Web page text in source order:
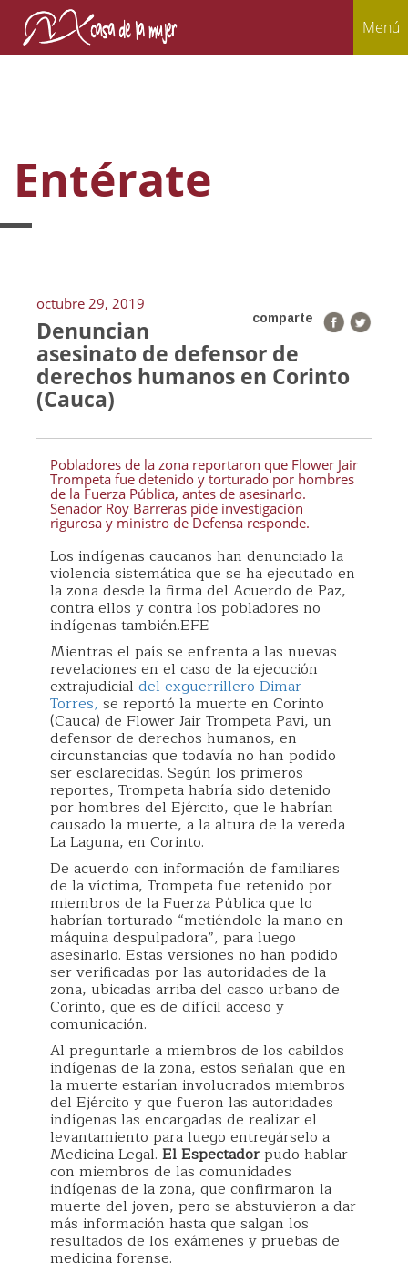
Menú
Entérate
octubre 29, 2019
comparte
Denuncian
asesinato de defensor de
derechos humanos en Corinto
(Cauca)
Pobladores de la zona reportaron que Flower Jair
Trompeta fue detenido y torturado por hombres
de la Fuerza Pública, antes de asesinarlo.
Senador Roy Barreras pide investigación
rigurosa y ministro de Defensa responde.
Los indígenas caucanos han denunciado la
violencia sistemática que se ha ejecutado en
la zona desde la firma del Acuerdo de Paz,
contra ellos y contra los pobladores no
indígenas también.EFE
Mientras el país se enfrenta a las nuevas
revelaciones en el caso de la ejecución
extrajudicial del exguerrillero Dimar
Torres, se reportó la muerte en Corinto
(Cauca) de Flower Jair Trompeta Pavi, un
defensor de derechos humanos, en
circunstancias que todavía no han podido
ser esclarecidas. Según los primeros
reportes, Trompeta habría sido detenido
por hombres del Ejército, que le habrían
causado la muerte, a la altura de la vereda
La Laguna, en Corinto.
De acuerdo con información de familiares
de la víctima, Trompeta fue retenido por
miembros de la Fuerza Pública que lo
habrían torturado “metiéndole la mano en
máquina despulpadora”, para luego
asesinarlo. Estas versiones no han podido
ser verificadas por las autoridades de la
zona, ubicadas arriba del casco urbano de
Corinto, que es de difícil acceso y
comunicación.
Al preguntarle a miembros de los cabildos
indígenas de la zona, estos señalan que en
la muerte estarían involucrados miembros
del Ejército y que fueron las autoridades
indígenas las encargadas de realizar el
levantamiento para luego entregárselo a
Medicina Legal. El Espectadorpudo hablar
con miembros de las comunidades
indígenas de la zona, que confirmaron la
muerte del joven, pero se abstuvieron a dar
más información hasta que salgan los
resultados de los exámenes y pruebas de
medicina forense.